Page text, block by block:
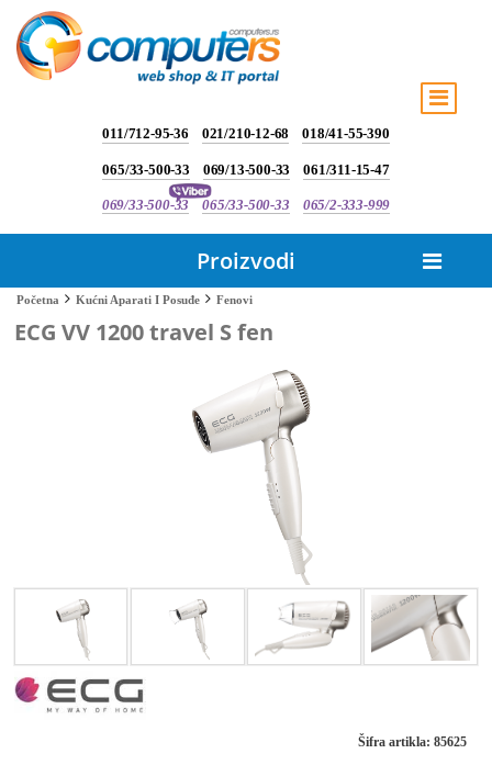
011/712-95-36 021/210-12-68 018/41-55-390
065/33-500-33 069/13-500-33 061/311-15-47
069/33-500-33 065/33-500-33 065/2-333-999
Proizvodi
Početna Kućni Aparati I Posuđe Fenovi
ECG VV 1200 travel S fen
Šifra artikla: 85625